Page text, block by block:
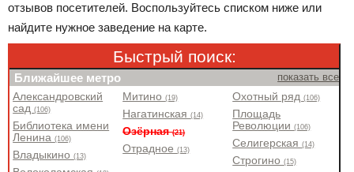
отзывов посетителей. Воспользуйтесь списком ниже или
найдите нужное заведение на карте.
Быстрый поиск:
Ближайшее метро показать все
Александровский
сад(106)
Библиотека имени
Ленина(106)
Владыкино(13)
Митино(19)
Нагатинская(14)
Озёрная(21)
Отрадное(13)
Охотный ряд(106)
Площадь
Революции(106)
Селигерская(14)
Строгино(15)